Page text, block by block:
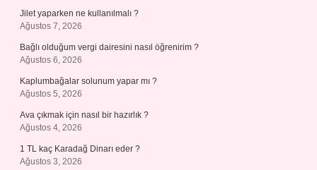
Jilet yaparken ne kullanılmalı ?
Ağustos 7, 2026
Bağlı olduğum vergi dairesini nasıl öğrenirim ?
Ağustos 6, 2026
Kaplumbağalar solunum yapar mı ?
Ağustos 5, 2026
Ava çıkmak için nasıl bir hazırlık ?
Ağustos 4, 2026
1 TL kaç Karadağ Dinarı eder ?
Ağustos 3, 2026